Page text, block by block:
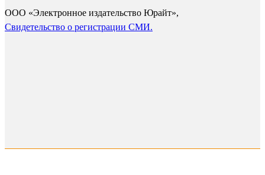
ООО «Электронное издательство Юрайт»,
Cвидетельство о регистрации СМИ.